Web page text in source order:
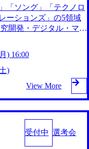
が完成しました！ IR
化・組織・制度・M＆
ＬＯＲＳ（エムエーカ
る秘訣、そして描くビ
people-yoshida-mvpi
て、実際どう？〜⼥
ma.co.jp/post/peo
M&A コンサルタント×
ma.co.jp/post/peopl
年度から単年で1,000
的で世界No.1を誇る
なネットワークを持
ロスボーダー経験を
「ソング」「テクノロ
ーションズ」の5領域
開発・デジタル・マー
の提供まで一貫して支
らゆる産業において
Global 500社の
抱えている 手掛けた
ングにおけるグローバ
」「ヴィヴィアン・ウ
わたる コンサルティ
と合弁会社「ARISE
タアナリティクス技術
動や、デジタル人材育
) 16:00
)
View More
受付中 選考会